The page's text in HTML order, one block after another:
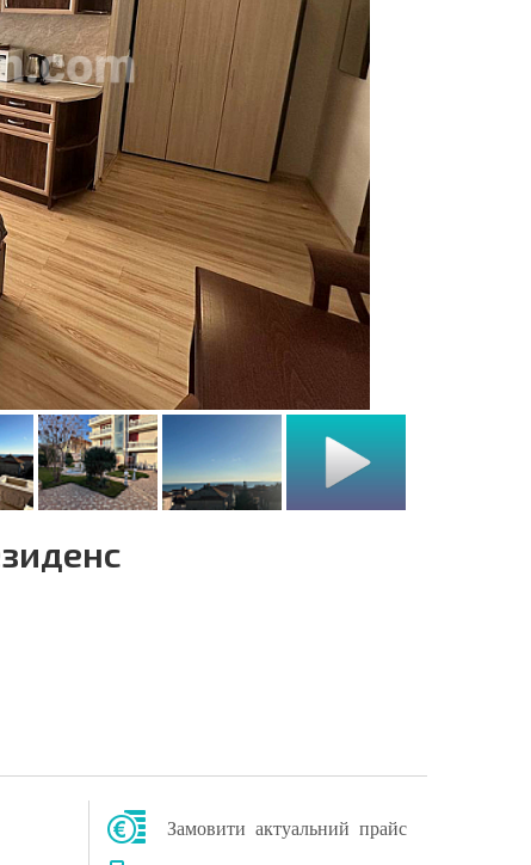
Замовити актуальний прайс